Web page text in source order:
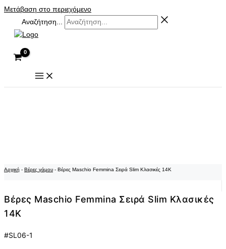
Μετάβαση στο περιεχόμενο
Αναζήτηση...
Αρχική - Βέρες γάμου - Βέρες Maschio Femmina Σειρά Slim Κλασικές 14K
Βέρες Maschio Femmina Σειρά Slim Κλασικές
14K
#SL06-1